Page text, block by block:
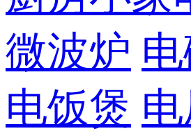
微波炉
电饭煲